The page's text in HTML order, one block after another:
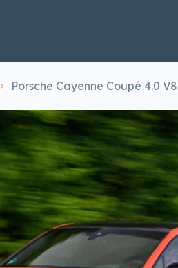
Porsche Cayenne Coupé 4.0